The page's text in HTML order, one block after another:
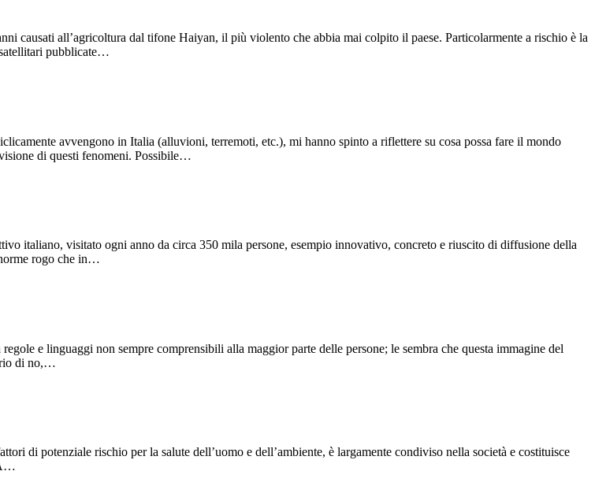
causati all’agricoltura dal tifone Haiyan, il più violento che abbia mai colpito il paese. Particolarmente a rischio è la
pubblicate…
avvengono in Italia (alluvioni, terremoti, etc.), mi hanno spinto a riflettere su cosa possa fare il mondo
di questi fenomeni. Possibile…
italiano, visitato ogni anno da circa 350 mila persone, esempio innovativo, concreto e riuscito di diffusione della
rogo che in…
e linguaggi non sempre comprensibili alla maggior parte delle persone; le sembra che questa immagine del
di no,…
di potenziale rischio per la salute dell’uomo e dell’ambiente, è largamente condiviso nella società e costituisce